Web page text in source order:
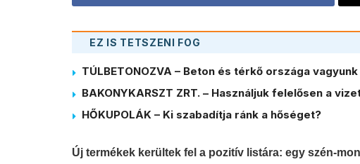
EZ IS TETSZENI FOG
TÚLBETONOZVA – Beton és térkő országa vagyunk
BAKONYKARSZT ZRT. – Használjuk felelősen a
HŐKUPOLÁK – Ki szabadítja ránk a hőséget?
Új termékek kerültek fel a pozitív listára: egy szén-